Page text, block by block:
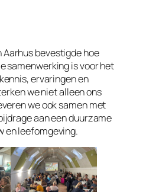
Aarhus bevestigde hoe
samenwerking is voor het
ervaringen en
we niet alleen ons
we ook samen met
aan een duurzame
en leefomgeving.